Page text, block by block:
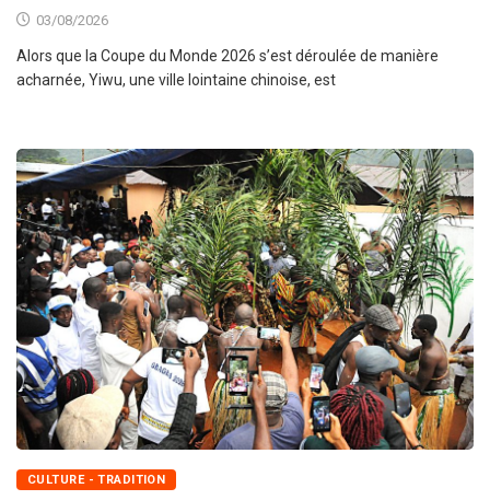
03/08/2026
Alors que la Coupe du Monde 2026 s’est déroulée de manière
acharnée, Yiwu, une ville lointaine chinoise, est
CULTURE - TRADITION